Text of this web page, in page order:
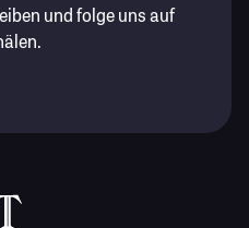
und folge uns auf